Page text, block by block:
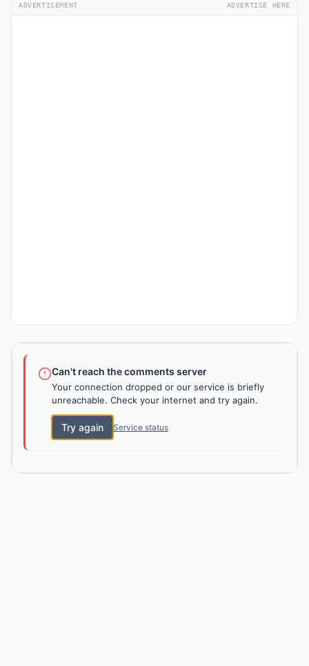
ADVERTISEMENT ADVERTISE HERE
Can't reach the comments server
Your connection dropped or our service is briefly
unreachable. Check your internet and try again.
Try again Service status